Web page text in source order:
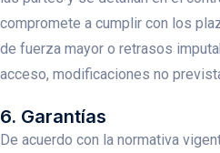
compromete a cumplir con los
de fuerza mayor o retrasos
acceso, modificaciones no
6. Garantías
De acuerdo con la normativa